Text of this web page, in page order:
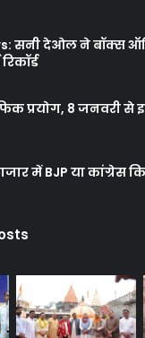
सनी देओल ने बॉक्स
प्रयोग, 8 जनवरी से
में BJP या कांग्रेस